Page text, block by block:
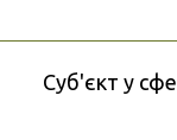
Cуб'єкт у